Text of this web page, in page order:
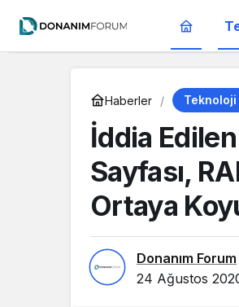
Haberler
İddia
Sayfası,
Ortaya
Donanım Forum
24 Ağustos